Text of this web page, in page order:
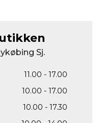
Sj.
11.00 - 17.00
10.00 - 17.00
10.00 - 17.30